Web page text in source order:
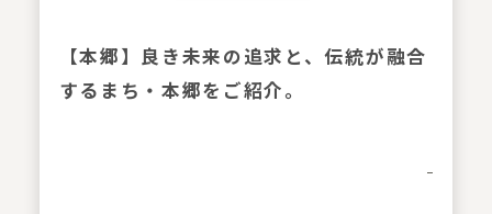
【本郷】良き未来の追求と、伝統が融合
するまち・本郷をご紹介。